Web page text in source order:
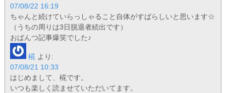
07/08/22 16:19
ちゃんと続けていらっしゃること自体がすばらしいと思います☆
（うちの周りは3日脱退者続出です）
おぱんつ記事爆笑でした♪
椛 より:
07/08/21 10:33
はじめまして、椛です。
いつも楽しく読ませていただいてます。